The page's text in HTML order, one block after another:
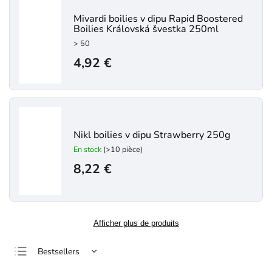
Mivardi boilies v dipu Rapid Boostered
Boilies Královská švestka 250ml
> 50
4,92 €
Nikl boilies v dipu Strawberry 250g
En stock (>10 pièce)
8,22 €
Afficher plus de produits
Bestsellers